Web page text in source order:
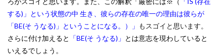
する)」という状態の中 生き、彼らの存在の唯一の理由は彼らが
「BE(そ うなる)」ということになる。）」 もスゴイと思います。
さらに付け加えると
「BE(そ うなる)」 とは意志を現わしていると
いえるでしょう。